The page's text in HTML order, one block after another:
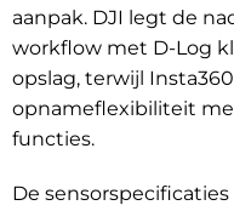
aanpak. DJI legt de
workflow met D-Log
opslag, terwijl
opnameflexibiliteit
functies.
De sensorspecificaties